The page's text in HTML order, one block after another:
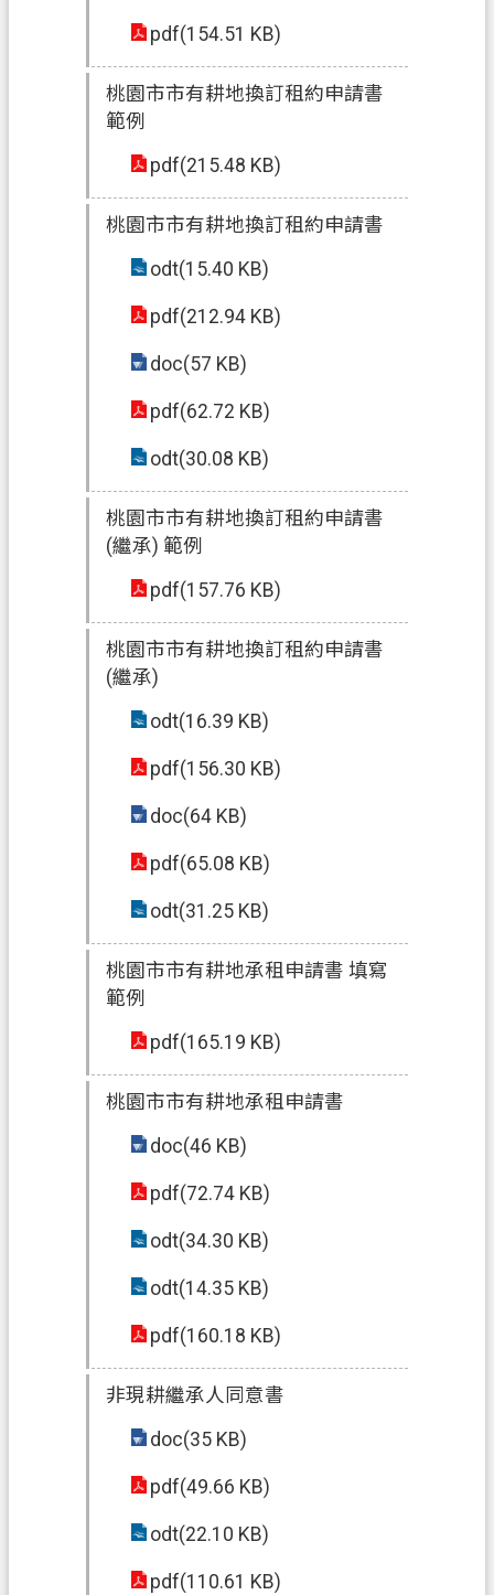
pdf(154.51 KB)
桃園市市有耕地換訂租約申請書
範例
pdf(215.48 KB)
桃園市市有耕地換訂租約申請書
odt(15.40 KB)
pdf(212.94 KB)
doc(57 KB)
pdf(62.72 KB)
odt(30.08 KB)
桃園市市有耕地換訂租約申請書
(繼承) 範例
pdf(157.76 KB)
桃園市市有耕地換訂租約申請書
(繼承)
odt(16.39 KB)
pdf(156.30 KB)
doc(64 KB)
pdf(65.08 KB)
odt(31.25 KB)
桃園市市有耕地承租申請書 填寫
範例
pdf(165.19 KB)
桃園市市有耕地承租申請書
doc(46 KB)
pdf(72.74 KB)
odt(34.30 KB)
odt(14.35 KB)
pdf(160.18 KB)
非現耕繼承人同意書
doc(35 KB)
pdf(49.66 KB)
odt(22.10 KB)
pdf(110.61 KB)